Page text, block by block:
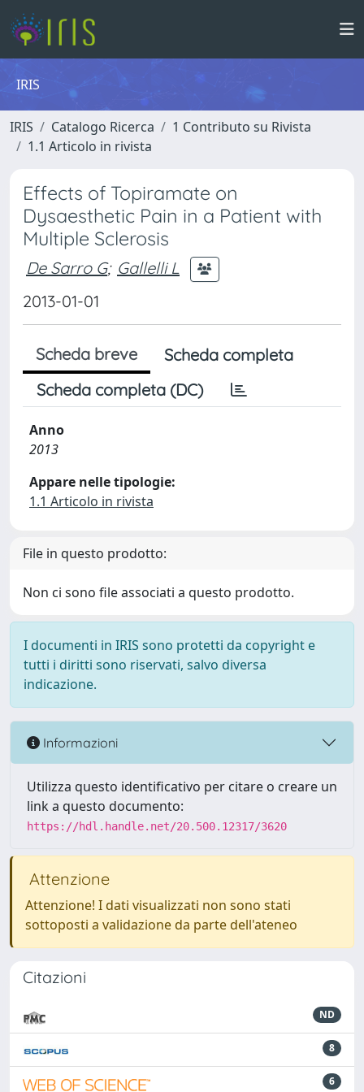
IRIS
IRIS Catalogo Ricerca
1 Contributo su Rivista
1.1 Articolo in rivista
Effects of Topiramate on
Dysaesthetic Pain in a Patient with
Multiple Sclerosis
De Sarro G; Gallelli L
2013-01-01
Scheda breve
Scheda completa
Scheda completa (DC)
Anno
2013
Appare nelle tipologie:
1.1 Articolo in rivista
File in questo prodotto:
Non ci sono file associati a questo prodotto.
I documenti in IRIS sono protetti da copyright e
tutti i diritti sono riservati, salvo diversa
indicazione.
Informazioni
Utilizza questo identificativo per citare o creare un
link a questo documento:
https://hdl.handle.net/20.500.12317/3620
Attenzione
Attenzione! I dati visualizzati non sono stati
sottoposti a validazione da parte dell'ateneo
Citazioni
ND
8
6